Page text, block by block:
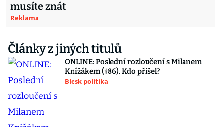
musíte znát
Reklama
Články z jiných titulů
ONLINE: Poslední rozloučení s Milanem
Knížákem (†86). Kdo přišel?
Blesk politika